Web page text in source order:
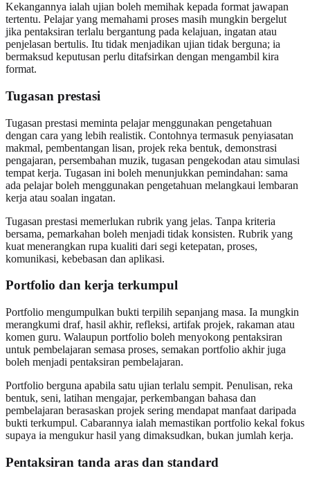
Kekangannya ialah ujian boleh memihak kepada format jawapan
tertentu. Pelajar yang memahami proses masih mungkin bergelut
jika pentaksiran terlalu bergantung pada kelajuan, ingatan atau
penjelasan bertulis. Itu tidak menjadikan ujian tidak berguna; ia
bermaksud keputusan perlu ditafsirkan dengan mengambil kira
format.
Tugasan prestasi
Tugasan prestasi meminta pelajar menggunakan pengetahuan
dengan cara yang lebih realistik. Contohnya termasuk penyiasatan
makmal, pembentangan lisan, projek reka bentuk, demonstrasi
pengajaran, persembahan muzik, tugasan pengekodan atau simulasi
tempat kerja. Tugasan ini boleh menunjukkan pemindahan: sama
ada pelajar boleh menggunakan pengetahuan melangkaui lembaran
kerja atau soalan ingatan.
Tugasan prestasi memerlukan rubrik yang jelas. Tanpa kriteria
bersama, pemarkahan boleh menjadi tidak konsisten. Rubrik yang
kuat menerangkan rupa kualiti dari segi ketepatan, proses,
komunikasi, kebebasan dan aplikasi.
Portfolio dan kerja terkumpul
Portfolio mengumpulkan bukti terpilih sepanjang masa. Ia mungkin
merangkumi draf, hasil akhir, refleksi, artifak projek, rakaman atau
komen guru. Walaupun portfolio boleh menyokong pentaksiran
untuk pembelajaran semasa proses, semakan portfolio akhir juga
boleh menjadi pentaksiran pembelajaran.
Portfolio berguna apabila satu ujian terlalu sempit. Penulisan, reka
bentuk, seni, latihan mengajar, perkembangan bahasa dan
pembelajaran berasaskan projek sering mendapat manfaat daripada
bukti terkumpul. Cabarannya ialah memastikan portfolio kekal fokus
supaya ia mengukur hasil yang dimaksudkan, bukan jumlah kerja.
Pentaksiran tanda aras dan standard